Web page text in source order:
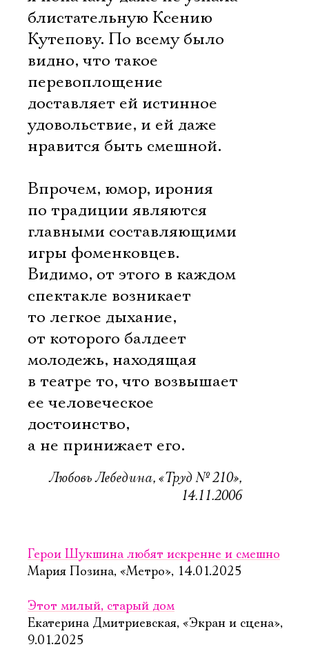
блистательную Ксению
Кутепову. По всему было
видно, что такое
перевоплощение
доставляет ей истинное
удовольствие, и ей даже
нравится быть смешной.
Впрочем, юмор, ирония
по традиции являются
главными составляющими
игры фоменковцев.
Видимо, от этого в каждом
спектакле возникает
то легкое дыхание,
от которого балдеет
молодежь, находящая
в театре то, что возвышает
ее человеческое
достоинство,
а не принижает его.
Любовь Лебедина, «Труд № 210»,
14.11.2006
Герои Шукшина любят искренне и смешно
Мария Позина, «Метро», 14.01.2025
Этот милый, старый дом
Екатерина Дмитриевская, «Экран и сцена»,
9.01.2025